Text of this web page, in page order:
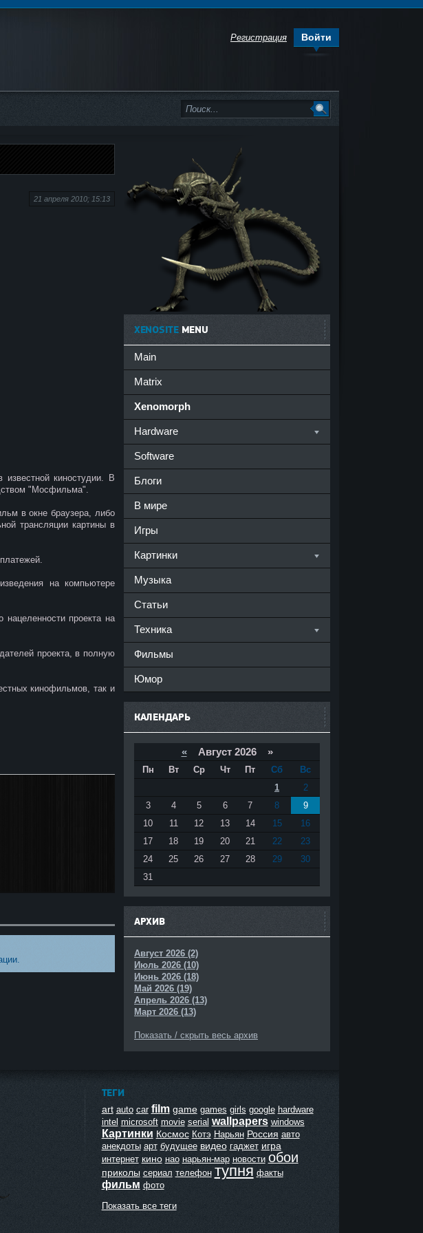
Регистрация Войти
21 апреля 2010; 15:13
киностудии. В
"Мосфильма".
в окне браузера, либо
трансляции картины в
на компьютере
проекта на
проекта, в полную
кинофильмов, так и
XENOSITEMENU
Main
Matrix
Xenomorph
Hardware
Software
Блоги
В мире
Игры
Картинки
Музыка
Статьи
Техника
Фильмы
Юмор
КАЛЕНДАРЬ
«Август 2026 »
Пн Вт Ср Чт Пт Сб
Вс
1
2
3
4 5 6 7 8
9
10
11 12 13 14 15
16
17
18 19 20 21 22
23
24
25 26 27 28 29
30
31
АРХИВ
Август 2026 (2)
Июль 2026 (10)
Июнь 2026 (18)
Май 2026 (19)
Апрель 2026 (13)
Март 2026 (13)
Показать / скрыть весь архив
ТЕГИ
art auto car film game games girls google hardware
intel microsoft movie serial wallpapers windows
Картинки Космос Котэ Нарьян Россия авто
анекдоты арт будущее видео гаджет игра
интернет кино нао нарьян-мар новости обои
приколы сериал телефон тупня факты
фильм фото
Показать все теги